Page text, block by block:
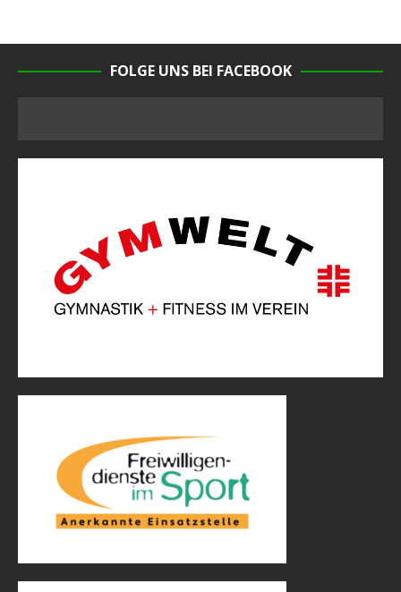
FOLGE UNS BEI FACEBOOK